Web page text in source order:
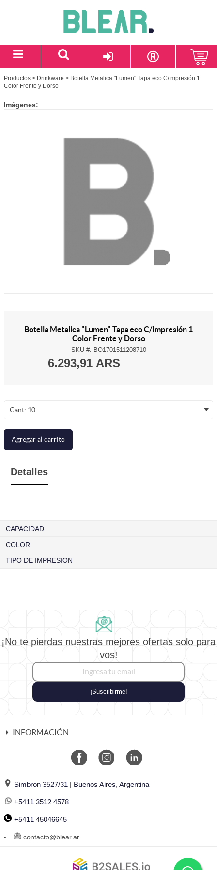
Productos > Drinkware > Botella Metalica "Lumen" Tapa eco C/Impresión 1
Color Frente y Dorso
Imágenes:
Botella Metalica "Lumen" Tapa eco C/Impresión 1
Color Frente y Dorso
SKU #: BO1701511208710
6.293,91 ARS
Cant: 10
Agregar al carrito
Detalles
CAPACIDAD
COLOR
TIPO DE IMPRESION
¡No te pierdas nuestras mejores ofertas solo para
vos!
¡Suscribirme!
INFORMACIÓN
Simbron 3527/31 | Buenos Aires, Argentina
+5411 3512 4578
+5411 45046645
contacto@blear.ar